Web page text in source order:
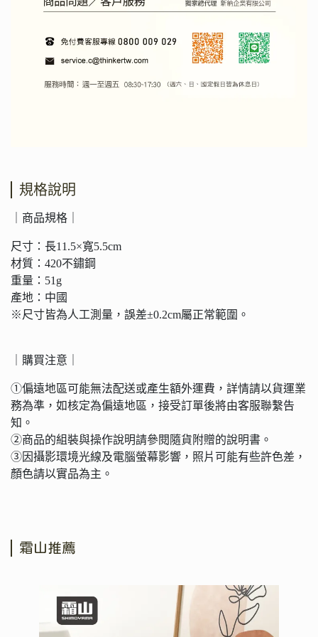
規格說明
｜商品規格｜
尺寸：長11.5×寬5.5cm
材質：420不鏽鋼
重量：51g
產地：中國
※尺寸皆為人工測量，誤差±0.2cm屬正常範圍。
｜購買注意｜
①偏遠地區可能無法配送或產生額外運費，詳情請以貨運業
務為準，如核定為偏遠地區，接受訂單後將由客服聯繫告
知。
②商品的組裝與操作說明請參閱隨貨附贈的說明書。
③因攝影環境光線及電腦螢幕影響，照片可能有些許色差，
顏色請以實品為主。
霜山推薦